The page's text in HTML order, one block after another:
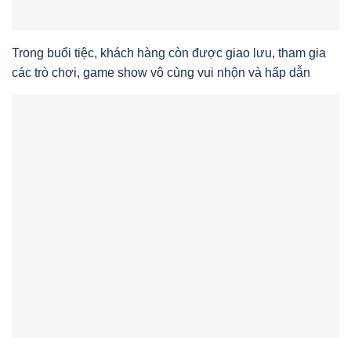
Trong buổi tiệc, khách hàng còn được giao lưu, tham gia
các trò chơi, game show vô cùng vui nhộn và hấp dẫn